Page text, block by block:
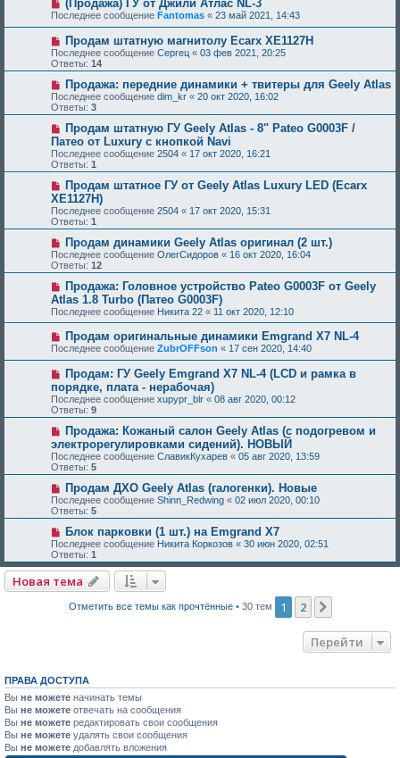
(Продажа) ГУ от Джили Атлас NL-3
Последнее сообщение Fantomas « 23 май 2021, 14:43
Продам штатную магнитолу Ecarx XE1127H
Последнее сообщение Сергец « 03 фев 2021, 20:25
Ответы: 14
Продажа: передние динамики + твитеры для Geely Atlas
Последнее сообщение dim_kr « 20 окт 2020, 16:02
Ответы: 3
Продам штатную ГУ Geely Atlas - 8" Pateo G0003F /
Патео от Luxury с кнопкой Navi
Последнее сообщение 2504 « 17 окт 2020, 16:21
Ответы: 1
Продам штатное ГУ от Geely Atlas Luxury LED (Ecarx
XE1127H)
Последнее сообщение 2504 « 17 окт 2020, 15:31
Ответы: 1
Продам динамики Geely Atlas оригинал (2 шт.)
Последнее сообщение ОлегСидоров « 16 окт 2020, 16:04
Ответы: 12
Продажа: Головное устройство Pateo G0003F от Geely
Atlas 1.8 Turbo (Патео G0003F)
Последнее сообщение Никита 22 « 11 окт 2020, 12:10
Продам оригинальные динамики Emgrand X7 NL-4
Последнее сообщение ZubrOFFson « 17 сен 2020, 14:40
Продам: ГУ Geely Emgrand X7 NL-4 (LCD и рамка в
порядке, плата - нерабочая)
Последнее сообщение xupypr_blr « 08 авг 2020, 00:12
Ответы: 9
Продажа: Кожаный салон Geely Atlas (с подогревом и
электрорегулировками сидений). НОВЫЙ
Последнее сообщение СлавикКухарев « 05 авг 2020, 13:59
Ответы: 5
Продам ДХО Geely Atlas (галогенки). Новые
Последнее сообщение Shinn_Redwing « 02 июл 2020, 00:10
Ответы: 5
Блок парковки (1 шт.) на Emgrand Х7
Последнее сообщение Никита Коркозов « 30 июн 2020, 02:51
Ответы: 1
Новая тема
Отметить все темы как прочтённые• 30 тем 1 2
Перейти
ПРАВА ДОСТУПА
Вы не можете начинать темы
Вы не можете отвечать на сообщения
Вы не можете редактировать свои сообщения
Вы не можете удалять свои сообщения
Вы не можете добавлять вложения